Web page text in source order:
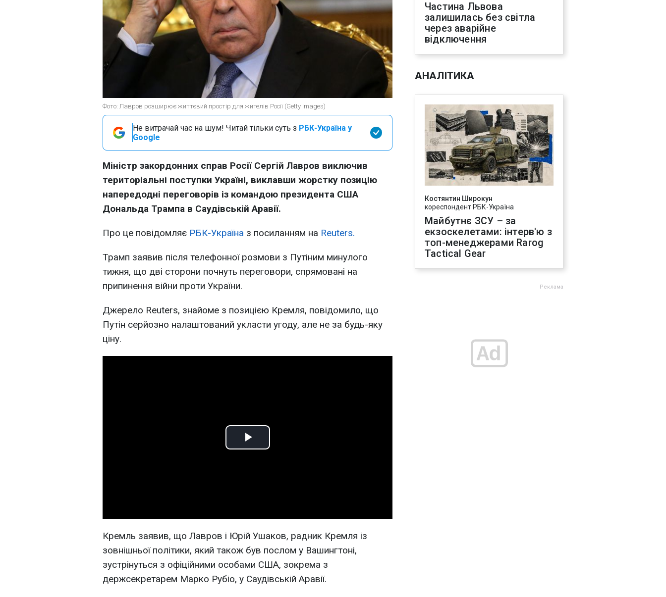
Фото: Лавров розширює життєвий простір для жителів Росії (Getty Images)
Не витрачай час на шум! Читай тільки суть з РБК-Україна у
Google
Міністр закордонних справ Росії Сергій Лавров виключив
територіальні поступки Україні, виклавши жорстку позицію
напередодні переговорів із командою президента США
Дональда Трампа в Саудівській Аравії.
Про це повідомляє РБК-Україна з посиланням на Reuters.
Трамп заявив після телефонної розмови з Путіним минулого
тижня, що дві сторони почнуть переговори, спрямовані на
припинення війни проти України.
Джерело Reuters, знайоме з позицією Кремля, повідомило, що
Путін серйозно налаштований укласти угоду, але не за будь-яку
ціну.
Play
Кремль заявив, що Лавров і Юрій Ушаков, радник Кремля із
зовнішньої політики, який також був послом у Вашингтоні,
зустрінуться з офіційними особами США, зокрема з
держсекретарем Марко Рубіо, у Саудівській Аравії.
Частина Львова
залишилась без світла
через аварійне
відключення
АНАЛІТИКА
Костянтин Широкун
кореспондент РБК-Україна
Майбутнє ЗСУ – за
екзоскелетами: інтерв'ю з
топ-менеджерами Rarog
Tactical Gear